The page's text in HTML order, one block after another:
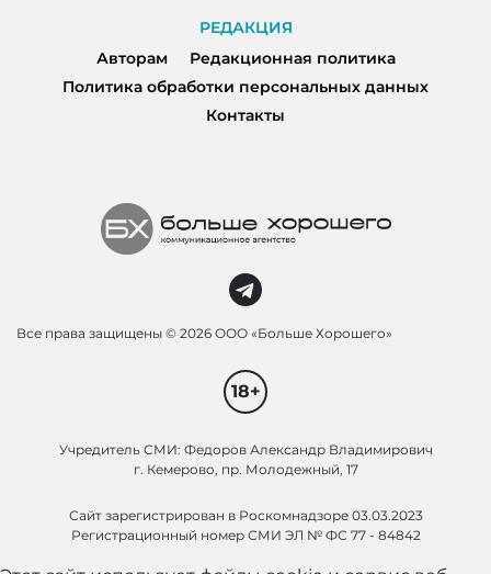
РЕДАКЦИЯ
Авторам
Редакционная политика
Политика обработки персональных данных
Контакты
Все права защищены © 2026 ООО «Больше Хорошего»
18+
Учредитель СМИ: Федоров Александр Владимирович
г. Кемерово, пр. Молодежный, 17
Сайт зарегистрирован в Роскомнадзоре 03.03.2023
Регистрационный номер СМИ ЭЛ № ФС 77 - 84842